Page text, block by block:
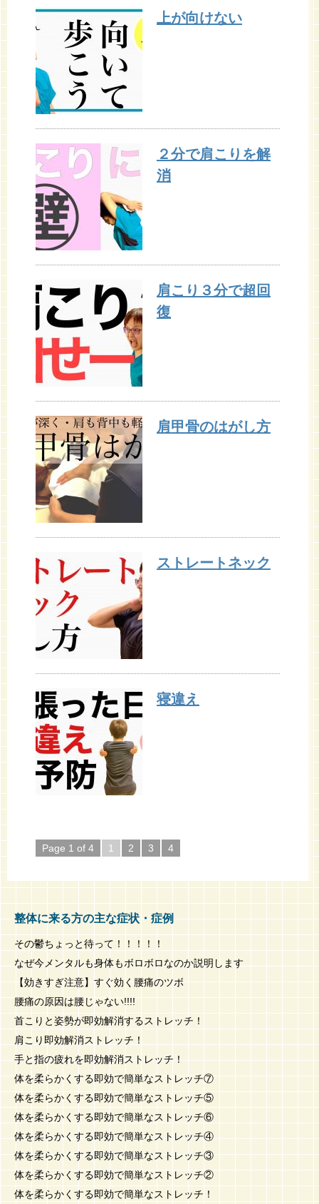
上が向けない
２分で肩こりを解
消
肩こり３分で超回
復
肩甲骨のはがし方
ストレートネック
寝違え
Page 1 of 4 1 2 3 4
整体に来る方の主な症状・症例
その鬱ちょっと待って！！！！！
なぜ今メンタルも身体もボロボロなのか説明します
【効きすぎ注意】すぐ効く腰痛のツボ
腰痛の原因は腰じゃない!!!!
首こりと姿勢が即効解消するストレッチ！
肩こり即効解消ストレッチ！
手と指の疲れを即効解消ストレッチ！
体を柔らかくする即効で簡単なストレッチ⑦
体を柔らかくする即効で簡単なストレッチ⑤
体を柔らかくする即効で簡単なストレッチ⑥
体を柔らかくする即効で簡単なストレッチ④
体を柔らかくする即効で簡単なストレッチ③
体を柔らかくする即効で簡単なストレッチ②
体を柔らかくする即効で簡単なストレッチ！